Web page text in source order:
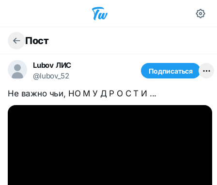
Пост
Lubov ЛИС
@lubov_52
Подписаться
Не важно чьи, НО М У Д Р О С Т И ...